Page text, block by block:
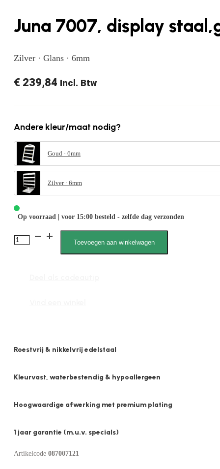
Juna 7007, display
Zilver · Glans · 6mm
€ 239,84 Incl. Btw
Andere kleur/maat nodig?
Goud · 6mm
Zilver · 6mm
Op voorraad | voor 15:00 besteld - zelfde dag verzonden
Juna
Toevoegen aan winkelwagen
Roestvrij & nikkelvrij edelstaal
Kleurvast, waterbestendig & hypoallergeen
Hoogwaardige afwerking met premium plating
1 jaar garantie (m.u.v. specials)
Artikelcode 087007121